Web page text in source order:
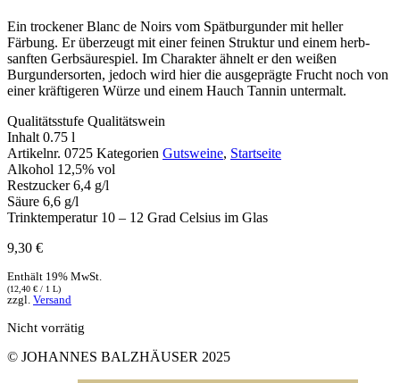
Ein trockener Blanc de Noirs vom Spätburgunder mit heller
Färbung. Er überzeugt mit einer feinen Struktur und einem herb-
sanften Gerbsäurespiel. Im Charakter ähnelt er den weißen
Burgundersorten, jedoch wird hier die ausgeprägte Frucht noch von
einer kräftigeren Würze und einem Hauch Tannin untermalt.
Qualitätsstufe Qualitätswein
Inhalt0.75 l
Artikelnr. 0725 Kategorien Gutsweine, Startseite
Alkohol 12,5% vol
Restzucker6,4 g/l
Säure 6,6 g/l
Trinktemperatur 10 – 12 Grad Celsius im Glas
9,30 €
Enthält 19% MwSt.
(12,40 € / 1 L)
zzgl. Versand
Nicht vorrätig
© JOHANNES BALZHÄUSER 2025